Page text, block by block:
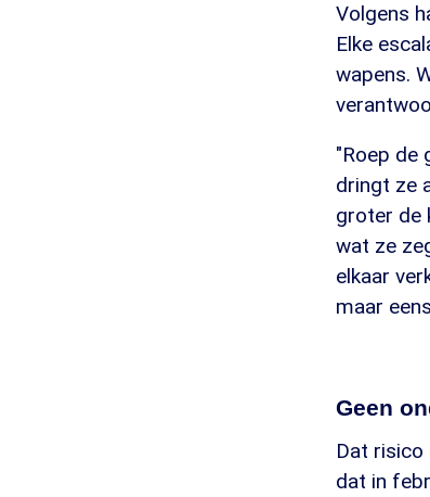
Volgens
Elke
wapens.
"Roep de
dringt ze
groter de
wat ze
elkaar
maar
Geen
Dat risico
dat in